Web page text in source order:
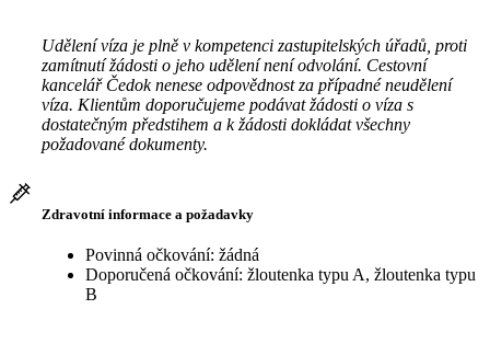
Udělení víza je plně v kompetenci zastupitelských úřadů, proti
zamítnutí žádosti o jeho udělení není odvolání. Cestovní
kancelář Čedok nenese odpovědnost za případné neudělení
víza. Klientům doporučujeme podávat žádosti o víza s
dostatečným předstihem a k žádosti dokládat všechny
požadované dokumenty.
Zdravotní informace a požadavky
Povinná očkování: žádná
Doporučená očkování: žloutenka typu A, žloutenka typu
B